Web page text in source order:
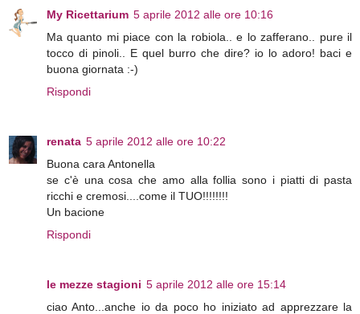
My Ricettarium 5 aprile 2012 alle ore 10:16
Ma quanto mi piace con la robiola.. e lo zafferano.. pure il
tocco di pinoli.. E quel burro che dire? io lo adoro! baci e
buona giornata :-)
Rispondi
renata 5 aprile 2012 alle ore 10:22
Buona cara Antonella
se c'è una cosa che amo alla follia sono i piatti di pasta
ricchi e cremosi....come il TUO!!!!!!!!
Un bacione
Rispondi
le mezze stagioni 5 aprile 2012 alle ore 15:14
ciao Anto...anche io da poco ho iniziato ad apprezzare la